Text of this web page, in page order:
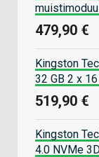
479,90 €
Kingston
32 GB 2 x
519,90 €
Kingston
4.0 NVMe